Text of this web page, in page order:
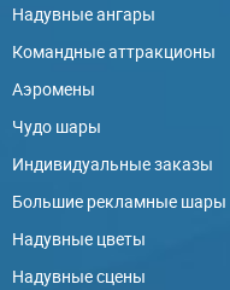
Надувные ангары
Командные аттракционы
Аэромены
Чудо шары
Индивидуальные заказы
Большие рекламные шары
Надувные цветы
Надувные сцены